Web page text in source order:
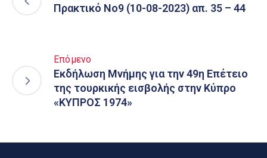
Πρακτικό Νο9 (10-08-2023) απ. 35 – 44
Επόμενο
Εκδήλωση Μνήμης για την 49η Επέτειο
της τουρκικής εισβολής στην Κύπρο
«ΚΥΠΡΟΣ 1974»